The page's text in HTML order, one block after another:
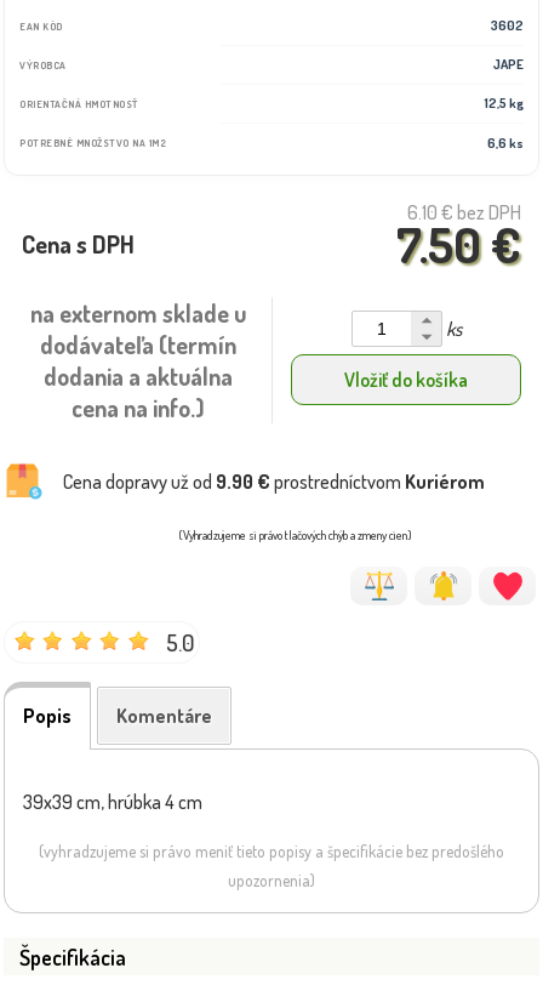
EAN KÓD 3602
VÝROBCA JAPE
ORIENTAČNÁ HMOTNOSŤ 12,5 kg
POTREBNÉ MNOŽSTVO NA 1M2 6,6 ks
6.10 € bez DPH
7.50 €
Cena s DPH
na externom sklade u
dodávateľa (termín
dodania a aktuálna
cena na info.)
ks
Vložiť do košíka
Cena dopravy už od 9.90 € prostredníctvom Kuriérom
(Vyhradzujeme si právo tlačových chýb a zmeny cien)
5.0
Popis Komentáre
39x39 cm, hrúbka 4 cm
(vyhradzujeme si právo meniť tieto popisy a špecifikácie bez predošlého
upozornenia)
Špecifikácia